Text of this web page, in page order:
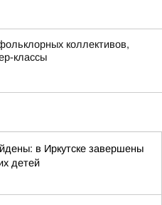
коллективов,
классы
в Иркутске завершены
детей